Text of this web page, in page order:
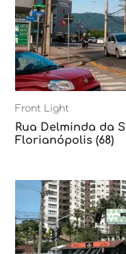
Front Light
Rua Delminda da
Florianópolis (68)